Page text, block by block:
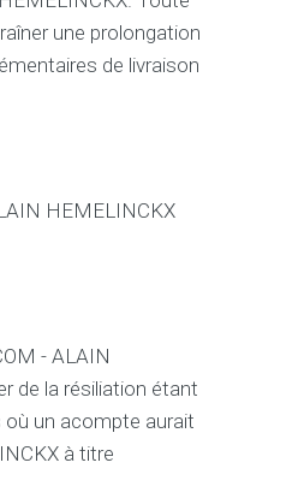
une prolongation
de livraison
HEMELINCKX
- ALAIN
de la résiliation étant
un acompte aurait
à titre